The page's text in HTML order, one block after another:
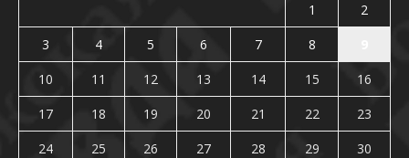
1
2
3
4 5 6 7 8
10
11 12 13 14 15
16
17
18 19 20 21 22
23
24
25 26 27 28 29
30